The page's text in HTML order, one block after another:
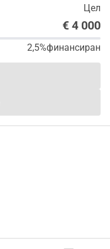
Цел
€ 4 000
2,5%финансиран